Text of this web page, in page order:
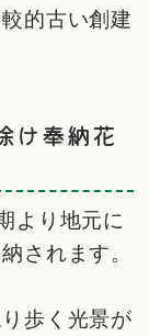
的古い創建
け奉納花
より地元に
されます。
歩く光景が